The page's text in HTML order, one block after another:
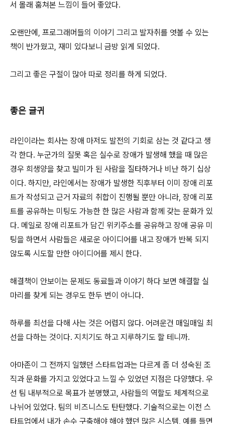
서 몰래 훔쳐본 느낌이 들어 좋았다.
오랜만에, 프로그래머들의 이야기 그리고 발자취를 엿볼 수 있는
책이 반가웠고, 재미 있다보니 금방 읽게 되었다.
그리고 좋은 구절이 많아 따로 정리를 하게 되었다.
좋은 글귀
라인이라는 회사는 장애 마저도 발전의 기회로 삼는 것 같다고 생
각 한다. 누군가의 잘못 혹은 실수로 장애가 발생해 했을 때 많은
경우 희생양을 찾고 빌미가 된 사람을 질타하거나 비난 하기 십상
이다. 하지만, 라인에서는 장애가 발생한 직후부터 이미 장애 리포
트가 작성되고 근거 자료의 취합이 진행될 뿐만 아니라, 장애 리포
트를 공유하는 미팅도 가능한 한 많은 사람과 함께 갖는 문화가 있
다. 메일로 장애 리포트가 담긴 위키주소를 공유하고 장애 공유 미
팅을 하면서 사람들은 새로운 아이디어를 내고 장애가 반복 되지
않도록 시도할 만한 아이디어를 제시 한다.
해결책이 안보이는 문제도 동료들과 이야기 하다 보면 해결할 실
마리를 찾게 되는 경우도 한두 번이 아니다.
하루를 최선을 다해 사는 것은 어렵지 않다. 어려운건 매일매일 최
선을 다하는 것이다. 지치기도 하고 지루하기도 할 테니까.
아마존이 그 전까지 일했던 스타트업과는 다르게 좀 더 성숙된 조
직과 문화를 가지고 있었다고 느낄 수 있었던 지점은 다양했다. 우
선 팀 내부적으로 목표가 분명했고, 사람들의 역할도 체계적으로
나뉘어 있었다. 팀의 비즈니스도 탄탄했다. 기술적으로는 이전 스
타트업에서 내가 손수 구축해야 해야 했던 많은 시스템, 예를 들면